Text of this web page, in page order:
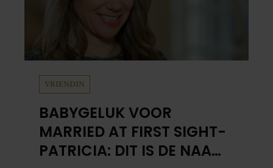
VRIENDIN
BABYGELUK VOOR
MARRIED AT FIRST SIGHT-
PATRICIA: DIT IS DE NAAM